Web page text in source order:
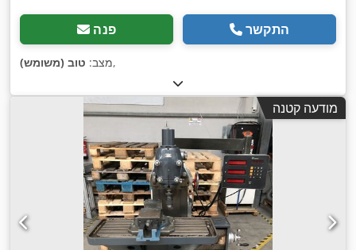
פנה התקשר
מצב: טוב (משומש) ,
מודעה קטנה